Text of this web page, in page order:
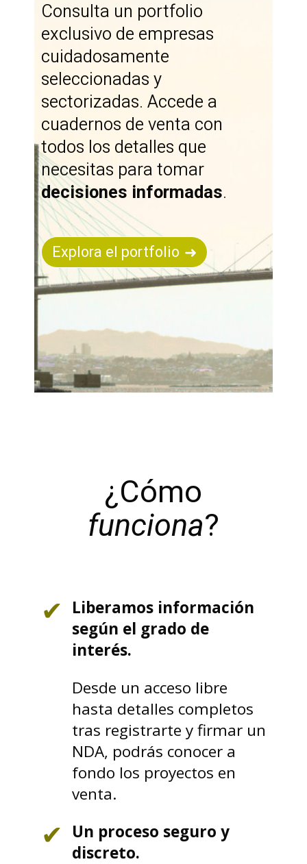
Consulta un portfolio
exclusivo de empresas
cuidadosamente
seleccionadas y
sectorizadas. Accede a
cuadernos de venta con
todos los detalles que
necesitas para tomar
decisiones informadas.
Explora el portfolio
¿Cómo
funciona?
Liberamos información
según el grado de
interés.
Desde un acceso libre
hasta detalles completos
tras registrarte y firmar un
NDA, podrás conocer a
fondo los proyectos en
venta.
Un proceso seguro y
discreto.